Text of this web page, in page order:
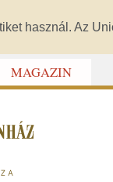
használ. Az
MAGAZIN